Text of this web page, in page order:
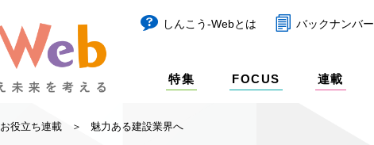
しんこう-Webとは バックナンバー
特集 FOCUS 連載
お役立ち連載 魅力ある建設業界へ